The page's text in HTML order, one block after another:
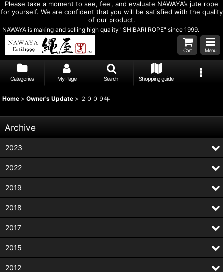
Please take a moment to see, feel, and evaluate NAWAYA’s jute rope
for yourself. We are confident that you will be satisfied with the quality
of our product.
NAWAYA is making and selling high quality "SHIBARI ROPE" since 1999.
Cart Menu
Categories My Page Search Shopping guide
Home > Owner's Update > ２００９年
Archive
2023
2022
2019
2018
2017
2015
2012